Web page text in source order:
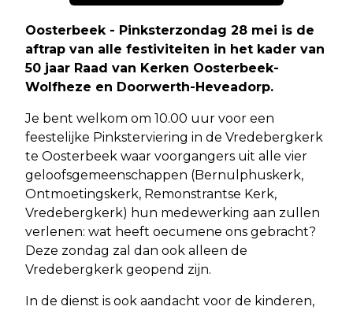
Oosterbeek - Pinksterzondag 28 mei is de
aftrap van alle festiviteiten in het kader van
50 jaar Raad van Kerken Oosterbeek-
Wolfheze en Doorwerth-Heveadorp.
Je bent welkom om 10.00 uur voor een
feestelijke Pinksterviering in de Vredebergkerk
te Oosterbeek waar voorgangers uit alle vier
geloofsgemeenschappen (Bernulphuskerk,
Ontmoetingskerk, Remonstrantse Kerk,
Vredebergkerk) hun medewerking aan zullen
verlenen: wat heeft oecumene ons gebracht?
Deze zondag zal dan ook alleen de
Vredebergkerk geopend zijn.
In de dienst is ook aandacht voor de kinderen,